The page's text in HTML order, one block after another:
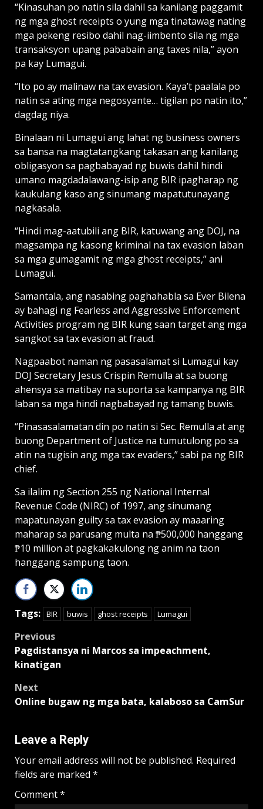
“Kinasuhan po natin sila dahil sa kanilang paggamit
ng mga ghost receipts o yung mga tinatawag nating
mga pekeng resibo dahil nag-iimbento sila ng mga
transaksyon upang pababain ang taxes nila,” ayon
pa kay Lumagui.
“Ito po ay malinaw na tax evasion. Kaya’t paalala po
natin sa ating mga negosyante… tigilan po natin ito,”
dagdag niya.
Binalaan ni Lumagui ang lahat ng business owners
sa bansa na magtatangkang takasan ang kanilang
obligasyon sa pagbabayad ng buwis dahil hindi
umano magdadalawang-isip ang BIR ipagharap ng
kaukulang kaso ang sinumang mapatutunayang
nagkasala.
“Hindi mag-aatubili ang BIR, katuwang ang DOJ, na
magsampa ng kasong kriminal na tax evasion laban
sa mga gumagamit ng mga ghost receipts,” ani
Lumagui.
Samantala, ang nasabing paghahabla sa Ever Bilena
ay bahagi ng Fearless and Aggressive Enforcement
Activities program ng BIR kung saan target ang mga
sangkot sa tax evasion at fraud.
Nagpaabot naman ng pasasalamat si Lumagui kay
DOJ Secretary Jesus Crispin Remulla at sa buong
ahensya sa matibay na suporta sa kampanya ng BIR
laban sa mga hindi nagbabayad ng tamang buwis.
“Pinasasalamatan din po natin si Sec. Remulla at ang
buong Department of Justice na tumutulong po sa
atin na tugisin ang mga tax evaders,” sabi pa ng BIR
chief.
Sa ilalim ng Section 255 ng National Internal
Revenue Code (NIRC) of 1997, ang sinumang
mapatunayan guilty sa tax evasion ay maaaring
maharap sa parusang multa na ₱500,000 hanggang
₱10 million at pagkakakulong ng anim na taon
hanggang sampung taon.
Tags: BIR buwis ghost receipts Lumagui
Post
navigation
Previous
Pagdistansya ni Marcos sa impeachment,
kinatigan
Next
Online bugaw ng mga bata, kalaboso sa CamSur
Leave a Reply
Your email address will not be published. Required
fields are marked *
Comment*